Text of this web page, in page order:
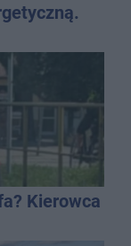
Kierowca